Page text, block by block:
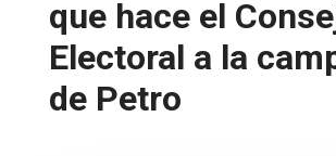
que hace el
Electoral a la
de Petro